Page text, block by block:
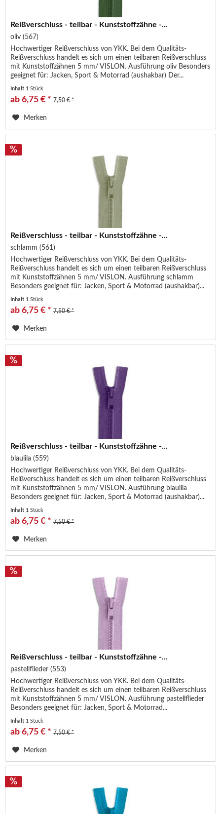
Reißverschluss - teilbar - Kunststoffzähne -...
oliv (567)
Hochwertiger Reißverschluss von YKK. Bei dem Qualitäts-
Reißverschluss handelt es sich um einen teilbaren Reißverschluss
mit Kunststoffzähnen 5 mm/ VISLON. Ausführung oliv Besonders
geeignet für: Jacken, Sport & Motorrad (aushakbar) Der...
Inhalt 1 Stück
ab 6,75 € * 7,50 € *
Merken
Reißverschluss - teilbar - Kunststoffzähne -...
schlamm (561)
Hochwertiger Reißverschluss von YKK. Bei dem Qualitäts-
Reißverschluss handelt es sich um einen teilbaren Reißverschluss
mit Kunststoffzähnen 5 mm/ VISLON. Ausführung schlamm
Besonders geeignet für: Jacken, Sport & Motorrad (aushakbar)...
Inhalt 1 Stück
ab 6,75 € * 7,50 € *
Merken
Reißverschluss - teilbar - Kunststoffzähne -...
blaulila (559)
Hochwertiger Reißverschluss von YKK. Bei dem Qualitäts-
Reißverschluss handelt es sich um einen teilbaren Reißverschluss
mit Kunststoffzähnen 5 mm/ VISLON. Ausführung blaulila
Besonders geeignet für: Jacken, Sport & Motorrad (aushakbar)...
Inhalt 1 Stück
ab 6,75 € * 7,50 € *
Merken
Reißverschluss - teilbar - Kunststoffzähne -...
pastellflieder (553)
Hochwertiger Reißverschluss von YKK. Bei dem Qualitäts-
Reißverschluss handelt es sich um einen teilbaren Reißverschluss
mit Kunststoffzähnen 5 mm/ VISLON. Ausführung pastellflieder
Besonders geeignet für: Jacken, Sport & Motorrad...
Inhalt 1 Stück
ab 6,75 € * 7,50 € *
Merken